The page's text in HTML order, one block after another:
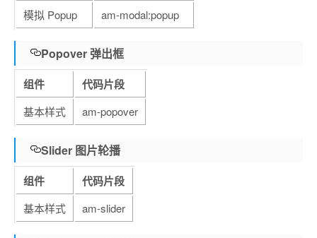
模拟 Popup
am-modal:popup
Popover 弹出框
组件 代码片段
基本样式 am-popover
Slider 图片轮播
组件 代码片段
基本样式 am-slider